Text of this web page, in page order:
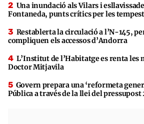
Una inundació als Vilars i
Fontaneda, punts crítics per les
Restablerta la circulació a l’N-145,
compliquen els accessos d’Andorra
L’Institut de l’Habitatge es renta les
Doctor Mitjavila
Govern prepara una ‘reformeta
Pública a través de la llei del pressupost